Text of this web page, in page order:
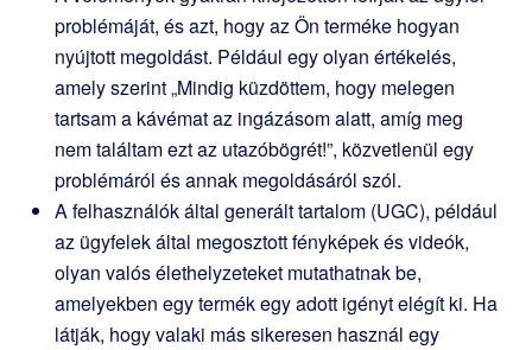
problémáját, és azt, hogy az Ön terméke hogyan
nyújtott megoldást. Például egy olyan értékelés,
amely szerint „Mindig küzdöttem, hogy melegen
tartsam a kávémat az ingázásom alatt, amíg meg
nem találtam ezt az utazóbögrét!”, közvetlenül egy
problémáról és annak megoldásáról szól.
A felhasználók által generált tartalom (UGC), például
az ügyfelek által megosztott fényképek és videók,
olyan valós élethelyzeteket mutathatnak be,
amelyekben egy termék egy adott igényt elégít ki. Ha
látják, hogy valaki más sikeresen használ egy